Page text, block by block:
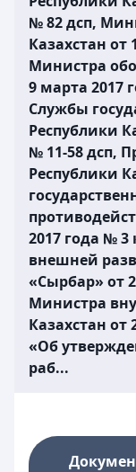
№ 82 дсп,
Казахстан от
Министра
9 марта 2017
Службы
Республики
№ 11-58 дсп,
Республики
2017 года №
внешней
«Сырбар» от
Министра
Казахстан от
«Об
раб...